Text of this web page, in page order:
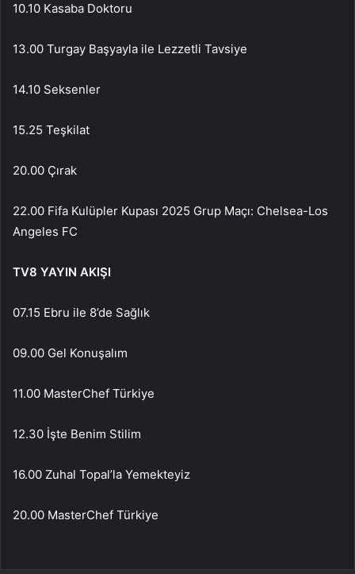
10.10 Kasaba Doktoru
13.00 Turgay Başyayla ile Lezzetli Tavsiye
14.10 Seksenler
15.25 Teşkilat
20.00 Çırak
22.00 Fifa Kulüpler Kupası 2025 Grup Maçı: Chelsea-Los
Angeles FC
TV8 YAYIN AKIŞI
07.15 Ebru ile 8’de Sağlık
09.00 Gel Konuşalım
11.00 MasterChef Türkiye
12.30 İşte Benim Stilim
16.00 Zuhal Topal’la Yemekteyiz
20.00 MasterChef Türkiye